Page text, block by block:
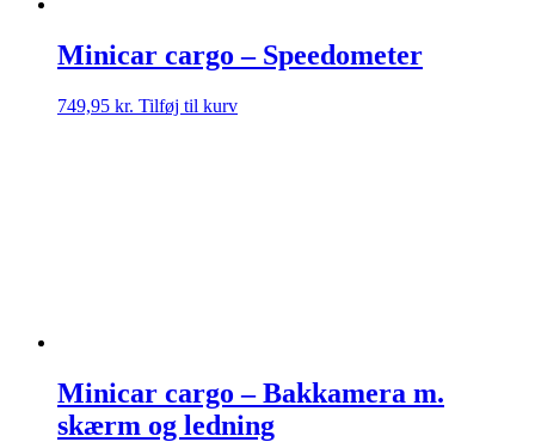
Minicar cargo – Speedometer
749,95 kr. Tilføj til kurv
Minicar cargo – Bakkamera m.
skærm og ledning